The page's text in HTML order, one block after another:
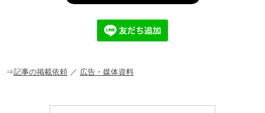
o
n
a
et
⇒記事の掲載依頼 ／ 広告・媒体資料